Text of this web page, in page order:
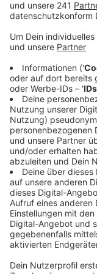
Anzeige
Die
Auffrischungs-
Zweitimpfung
zugelassen. Die
weiterhin mit den
der
Impfstoff bieten
Oberbergischen
Geboostert wird
Impfung ist für
vierte Impfung
Menschen ab 60,
oder auch
Corona zu